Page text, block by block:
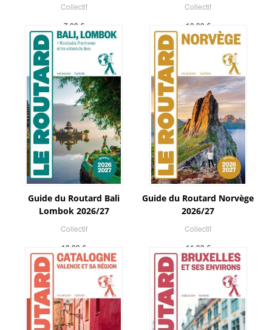
Collectif
7,99 €
Collectif
10,99 €
Guide du Routard Bali
Lombok 2026/27
Collectif
12,99 €
Guide du Routard Norvège
2026/27
Collectif
11,99 €